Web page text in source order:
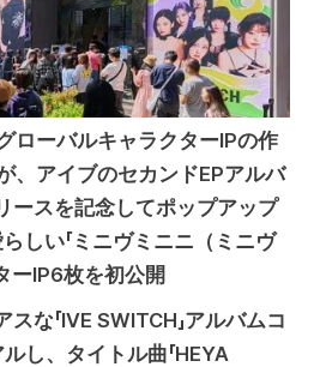
ローバルキャラクターIPの作
、アイブのセカンドEPアルバ
リースを記念してポップアップ
しい「ミニヴミニニ（ミニヴ
ーIP6枚を初公開
な「IVE SWITCH」アルバムコ
し、タイトル曲「HEYA